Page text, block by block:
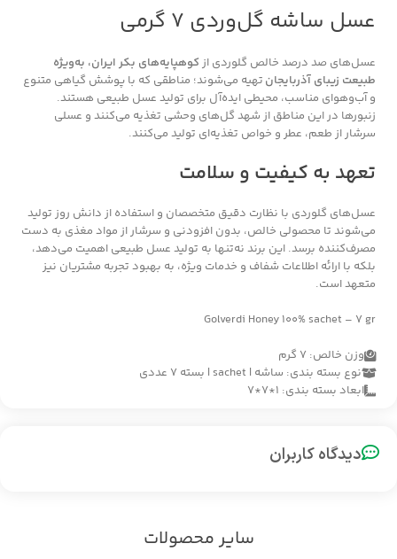
عسل ساشه گل‌وردی 7 گرمی
عسل‌های صد درصد خالص گلوردی از کوهپایه‌های بکر ایران، به‌ویژه
طبیعت زیبای آذربایجان تهیه می‌شوند؛ مناطقی که با پوشش گیاهی متنوع
و آب‌وهوای مناسب، محیطی ایده‌آل برای تولید عسل طبیعی هستند.
زنبورها در این مناطق از شهد گل‌های وحشی تغذیه می‌کنند و عسلی
سرشار از طعم، عطر و خواص تغذیه‌ای تولید می‌کنند.
تعهد به کیفیت و سلامت
عسل‌های گلوردی با نظارت دقیق متخصصان و استفاده از دانش روز تولید
می‌شوند تا محصولی خالص، بدون افزودنی و سرشار از مواد مغذی به دست
مصرف‌کننده برسد. این برند نه‌تنها به تولید عسل طبیعی اهمیت می‌دهد،
بلکه با ارائه اطلاعات شفاف و خدمات ویژه، به بهبود تجربه مشتریان نیز
متعهد است.
Golverdi Honey ۱۰۰% sachet – ۷ gr
وزن خالص: ۷ گرم
نوع بسته بندی: ساشه | sachet | بسته ۷ عددی
ابعاد بسته بندی: ۱*۷*۷
دیدگاه کاربران
سایر محصولات